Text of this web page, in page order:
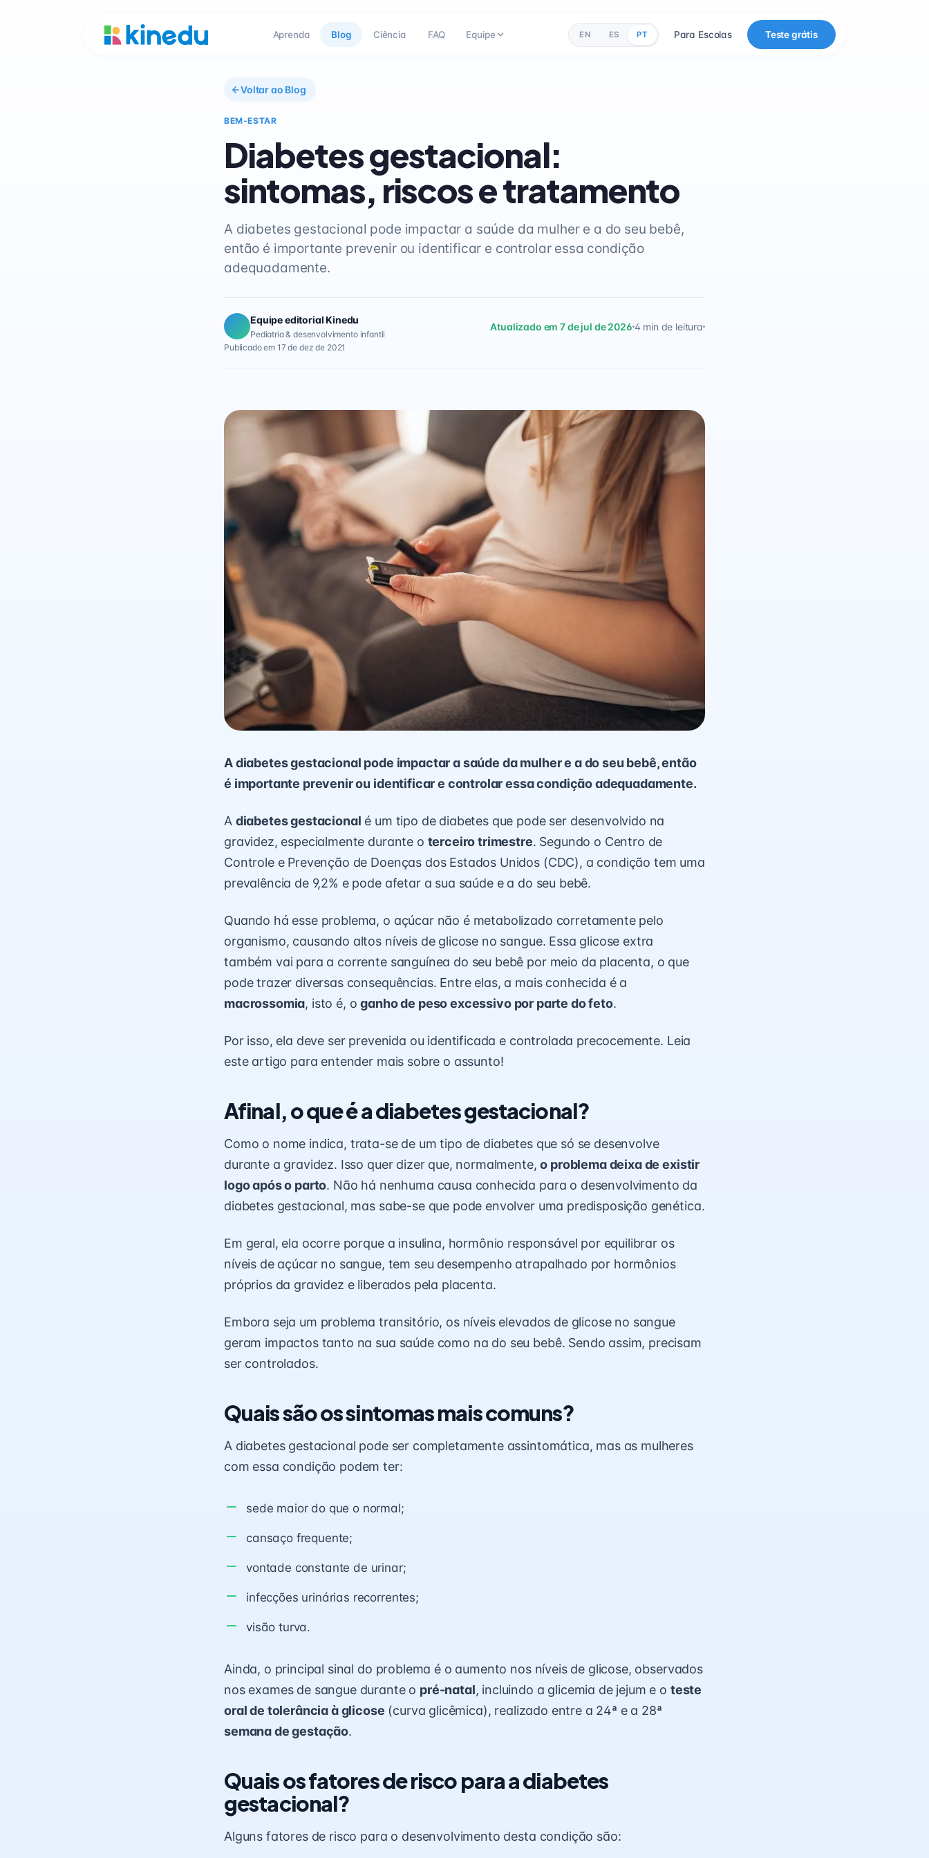
Aprenda Blog Ciência FAQ Equipe EN ES PT Para Escolas Teste grátis
Voltar ao Blog
BEM-ESTAR
Diabetes gestacional:
sintomas, riscos e tratamento
A diabetes gestacional pode impactar a saúde da mulher e a do seu bebê,
então é importante prevenir ou identificar e controlar essa condição
adequadamente.
Equipe editorial Kinedu
Pediatria & desenvolvimento infantil
Atualizado em 7 de jul de 2026 4 min de leitura
Publicado em 17 de dez de 2021
A diabetes gestacional pode impactar a saúde da mulher e a do seu bebê, então
é importante prevenir ou identificar e controlar essa condição adequadamente.
A diabetes gestacional é um tipo de diabetes que pode ser desenvolvido na
gravidez, especialmente durante o terceiro trimestre. Segundo o Centro de
Controle e Prevenção de Doenças dos Estados Unidos (CDC), a condição tem uma
prevalência de 9,2% e pode afetar a sua saúde e a do seu bebê.
Quando há esse problema, o açúcar não é metabolizado corretamente pelo
organismo, causando altos níveis de glicose no sangue. Essa glicose extra
também vai para a corrente sanguínea do seu bebê por meio da placenta, o que
pode trazer diversas consequências. Entre elas, a mais conhecida é a
macrossomia, isto é, oganho de peso excessivo por parte do feto.
Por isso, ela deve ser prevenida ou identificada e controlada precocemente. Leia
este artigo para entender mais sobre o assunto!
Afinal, o que é a diabetes gestacional?
Como o nome indica, trata-se de um tipo de diabetes que só se desenvolve
durante a gravidez. Isso quer dizer que, normalmente,o problema deixa de existir
logo após o parto. Não há nenhuma causa conhecida para o desenvolvimento da
diabetes gestacional, mas sabe-se que pode envolver uma predisposição genética.
Em geral, ela ocorre porque a insulina, hormônio responsável por equilibrar os
níveis de açúcar no sangue, tem seu desempenho atrapalhado por hormônios
próprios da gravidez e liberados pela placenta.
Embora seja um problema transitório, os níveis elevados de glicose no sangue
geram impactos tanto na sua saúde como na do seu bebê. Sendo assim, precisam
ser controlados.
Quais são os sintomas mais comuns?
A diabetes gestacional pode ser completamente assintomática, mas as mulheres
com essa condição podem ter:
sede maior do que o normal;
cansaço frequente;
vontade constante de urinar;
infecções urinárias recorrentes;
visão turva.
Ainda, o principal sinal do problema é o aumento nos níveis de glicose, observados
nos exames de sangue durante o pré-natal, incluindo a glicemia de jejum e o teste
oral de tolerância à glicose (curva glicêmica), realizado entre a 24ª e a 28ª
semana de gestação.
Quais os fatores de risco para a diabetes
gestacional?
Alguns fatores de risco para o desenvolvimento desta condição são: